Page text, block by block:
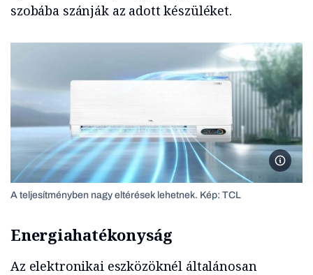
szobába szánják az adott készüléket.
A teljesítményben nagy eltérések lehetnek. Kép: TCL
Energiahatékonyság
Az elektronikai eszközöknél általánosan